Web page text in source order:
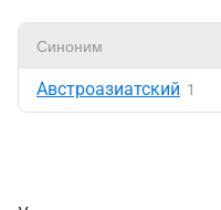
Синоним
Австроазиатский 1